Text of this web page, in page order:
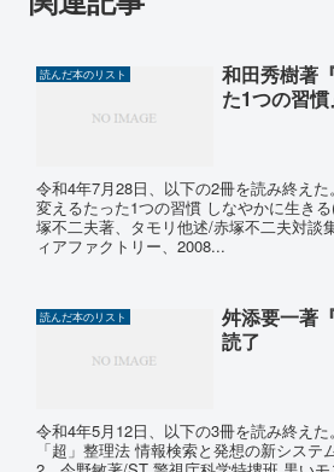
読んだ本のリスト
和田秀樹著
た1つの習
令和4年7月28日、以下の2冊を読み終え
変えるたった1つの習慣 しなやかに生き
塚不二夫著、タモリ他述/赤塚不二夫対談
ィアファクトリー、2008...
読んだ本のリスト
舛添要一著
読了
令和4年5月12日、以下の3冊を読み終え
「超」整理法 情報検索と発想の新システ